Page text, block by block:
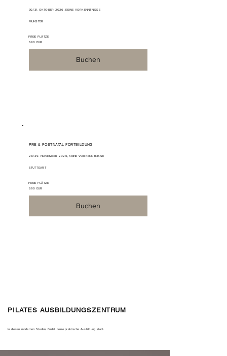
30./31. OKTOBER 2026, KEINE VORKENNTNISSE
MÜNSTER
FREIE PLÄTZE
690 EUR
Buchen
PRE & POSTNATAL FORTBILDUNG
28./29. NOVEMBER 2026, KEINE VORKENNTNISSE
STUTTGART
FREIE PLÄTZE
690 EUR
Buchen
PILATES AUSBILDUNGSZENTRUM
In diesen modernen Studios findet deine praktische Ausbildung statt.